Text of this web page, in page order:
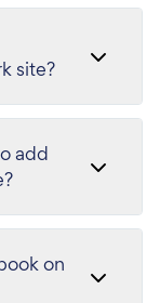
site?
add
on